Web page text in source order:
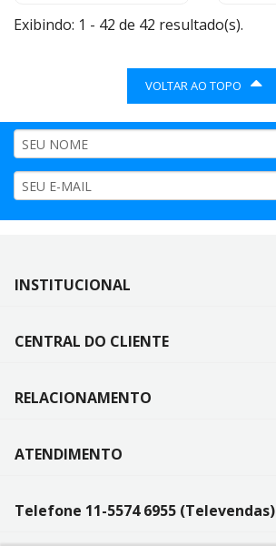
Exibindo: 1 - 42 de 42 resultado(s).
VOLTAR AO TOPO
FORMAS
FORMAS DE
PAGAMENTO
INSTITUCIONAL
CENTRAL DO CLIENTE
RELACIONAMENTO
ATENDIMENTO
Telefone 11-5574 6955 (Televendas)